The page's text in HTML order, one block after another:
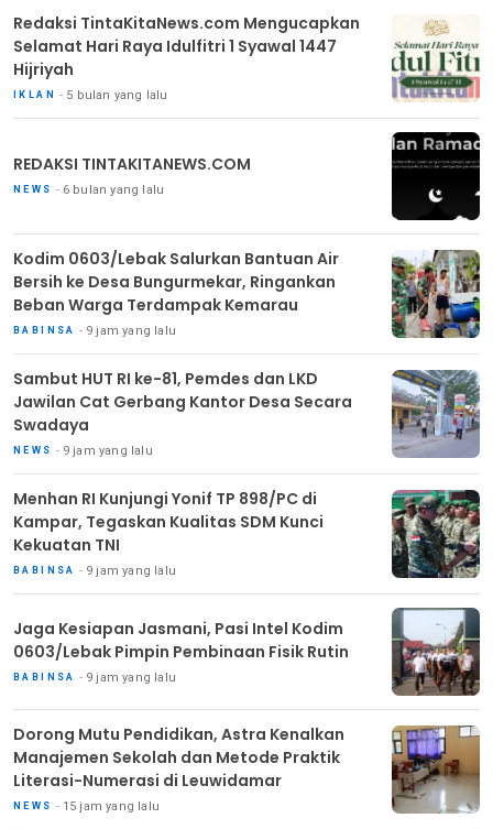
Redaksi TintaKitaNews.com Mengucapkan
Selamat Hari Raya Idulfitri 1 Syawal 1447
Hijriyah
IKLAN 5 bulan yang lalu
REDAKSI TINTAKITANEWS.COM
NEWS 6 bulan yang lalu
Kodim 0603/Lebak Salurkan Bantuan Air
Bersih ke Desa Bungurmekar, Ringankan
Beban Warga Terdampak Kemarau
BABINSA 9 jam yang lalu
Sambut HUT RI ke-81, Pemdes dan LKD
Jawilan Cat Gerbang Kantor Desa Secara
Swadaya
NEWS 9 jam yang lalu
Menhan RI Kunjungi Yonif TP 898/PC di
Kampar, Tegaskan Kualitas SDM Kunci
Kekuatan TNI
BABINSA 9 jam yang lalu
Jaga Kesiapan Jasmani, Pasi Intel Kodim
0603/Lebak Pimpin Pembinaan Fisik Rutin
BABINSA 9 jam yang lalu
Dorong Mutu Pendidikan, Astra Kenalkan
Manajemen Sekolah dan Metode Praktik
Literasi-Numerasi di Leuwidamar
NEWS 15 jam yang lalu